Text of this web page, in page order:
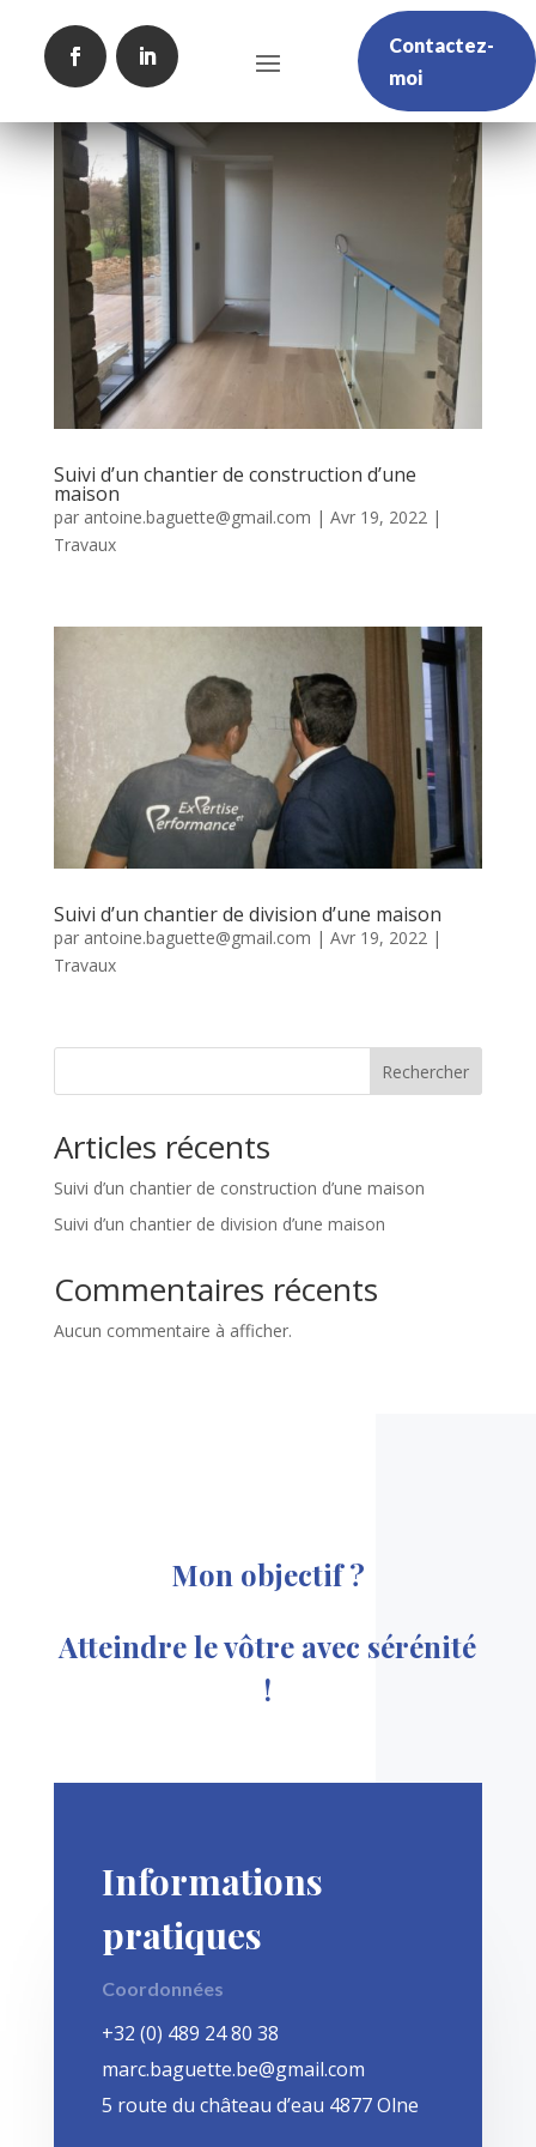
Contactez-
moi
Suivi d’un chantier de construction d’une
maison
par antoine.baguette@gmail.com | Avr 19, 2022|
Travaux
Suivi d’un chantier de division d’une maison
par antoine.baguette@gmail.com | Avr 19, 2022 |
Travaux
Rechercher
Articles récents
Suivi d’un chantier de construction d’une maison
Suivi d’un chantier de division d’une maison
Commentaires récents
Aucun commentaire à afficher.
Mon objectif ?
Atteindre le vôtre avec sérénité
!
Informations
pratiques
Coordonnées
+32 (0) 489 24 80 38
marc.baguette.be@gmail.com
5 route du château d’eau 4877 Olne